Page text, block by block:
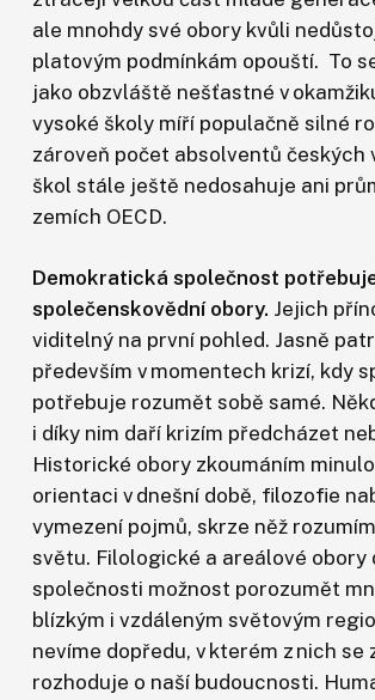
ale mnohdy své obory kvůli
platovým podmínkám opouští. To
jako obzvláště nešťastné v
vysoké školy míří populačně silné
zároveň počet absolventů českých
škol stále ještě nedosahuje ani
zemích OECD.
Demokratická společnost
společenskovědní obory. Jejich
viditelný na první pohled. Jasně
především v momentech krizí, kdy
potřebuje rozumět sobě samé.
i díky nim daří krizím předcházet
Historické obory zkoumáním
orientaci v dnešní době, filozofie
vymezení pojmů, skrze něž
světu. Filologické a areálové obory
společnosti možnost porozumět
blízkým i vzdáleným světovým
nevíme dopředu, v kterém z nich se
rozhoduje o naší budoucnosti.